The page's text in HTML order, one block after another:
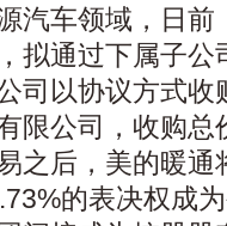
汽车领域，日前
拟通过下属子公
司以协议方式收
限公司，收购总
之后，美的暖通
的表决权成